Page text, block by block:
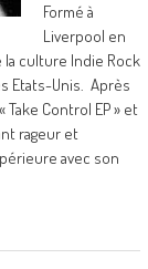
Formé à
Liverpool en
la culture Indie Rock
Etats-Unis. Après
Control EP » et
rageur et
avec son